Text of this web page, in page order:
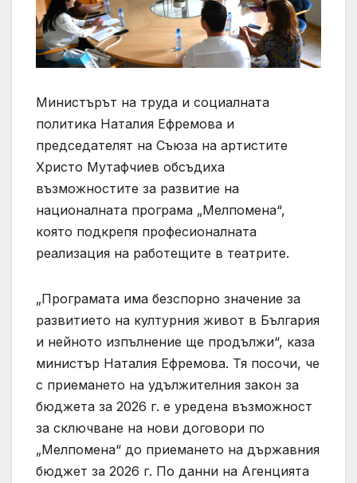
Министърът на труда и социалната
политика Наталия Ефремова и
председателят на Съюза на артистите
Христо Мутафчиев обсъдиха
възможностите за развитие на
националната програма „Мелпомена“,
която подкрепя професионалната
реализация на работещите в театрите.
„Програмата има безспорно значение за
развитието на културния живот в България
и нейното изпълнение ще продължи“, каза
министър Наталия Ефремова. Тя посочи, че
с приемането на удължителния закон за
бюджета за 2026 г. е уредена възможност
за сключване на нови договори по
„Мелпомена“ до приемането на държавния
бюджет за 2026 г. По данни на Агенцията